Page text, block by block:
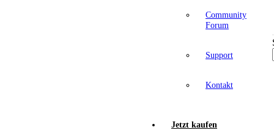
Community
Forum
Support
Kontakt
Jetzt kaufen